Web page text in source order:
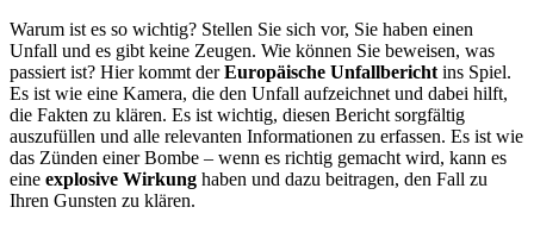
Warum ist es so wichtig? Stellen Sie sich vor, Sie haben einen
Unfall und es gibt keine Zeugen. Wie können Sie beweisen, was
passiert ist? Hier kommt derEuropäische Unfallbericht ins Spiel.
Es ist wie eine Kamera, die den Unfall aufzeichnet und dabei hilft,
die Fakten zu klären. Es ist wichtig, diesen Bericht sorgfältig
auszufüllen und alle relevanten Informationen zu erfassen. Es ist wie
das Zünden einer Bombe – wenn es richtig gemacht wird, kann es
eine explosive Wirkung haben und dazu beitragen, den Fall zu
Ihren Gunsten zu klären.